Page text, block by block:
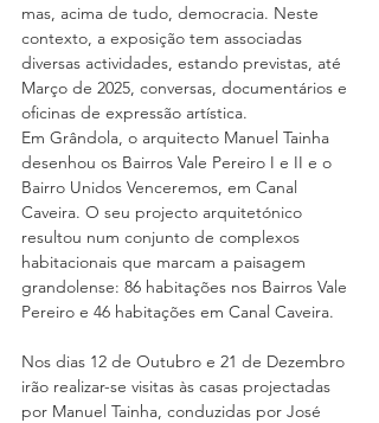
mas, acima de tudo, democracia. Neste
contexto, a exposição tem associadas
diversas actividades, estando previstas, até
Março de 2025, conversas, documentários e
oficinas de expressão artística.
Em Grândola, o arquitecto Manuel Tainha
desenhou os Bairros Vale Pereiro I e II e o
Bairro Unidos Venceremos, em Canal
Caveira. O seu projecto arquitetónico
resultou num conjunto de complexos
habitacionais que marcam a paisagem
grandolense: 86 habitações nos Bairros Vale
Pereiro e 46 habitações em Canal Caveira.
Nos dias 12 de Outubro e 21 de Dezembro
irão realizar-se visitas às casas projectadas
por Manuel Tainha, conduzidas por José